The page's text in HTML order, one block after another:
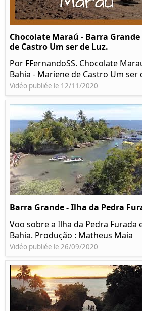
Chocolate Maraú - Barra
de Castro Um ser de Luz.
Por FFernandoSS. Chocolate
Bahia - Mariene de Castro Um ser
Vidéo publiée le 12/11/2020
Barra Grande - Ilha da Pedra
Voo sobre a Ilha da Pedra Furada
Bahia. Produção : Matheus Maia
Vidéo publiée le 26/09/2020